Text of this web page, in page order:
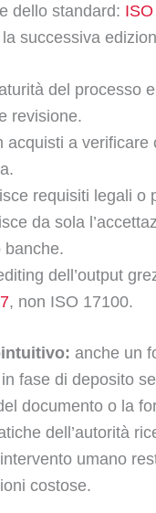
dello standard:
successiva
del processo
revisione.
acquisti a
requisiti legali o
da sola
banche.
dell’output
, non ISO 17100.
anche un
fase di deposito
documento o la
dell’autorità
umano
costose.